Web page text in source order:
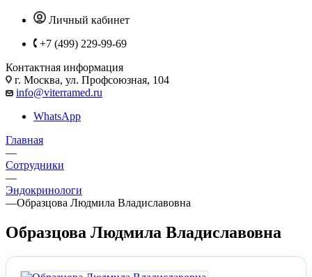
Личный кабинет
+7 (499) 229-99-69
Контактная информация
г. Москва, ул. Профсоюзная, 104
info@viterramed.ru
WhatsApp
Главная
—
Сотрудники
—
Эндокринологи
—Образцова Людмила Владиславовна
Образцова Людмила Владиславовна